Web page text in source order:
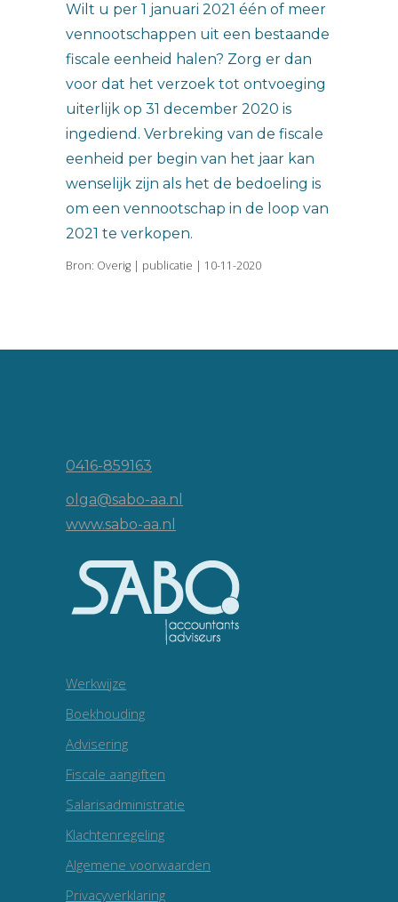
Wilt u per 1 januari 2021 één of meer
vennootschappen uit een bestaande
fiscale eenheid halen? Zorg er dan
voor dat het verzoek tot ontvoeging
uiterlijk op 31 december 2020 is
ingediend. Verbreking van de fiscale
eenheid per begin van het jaar kan
wenselijk zijn als het de bedoeling is
om een vennootschap in de loop van
2021 te verkopen.
Bron: Overig | publicatie | 10-11-2020
0416-859163
olga@sabo-aa.nl
www.sabo-aa.nl
Werkwijze
Boekhouding
Advisering
Fiscale aangiften
Salarisadministratie
Klachtenregeling
Algemene voorwaarden
Privacyverklaring